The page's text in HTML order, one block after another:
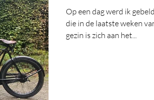
Op een dag werd ik
die in de laatste weken
gezin is zich aan het...